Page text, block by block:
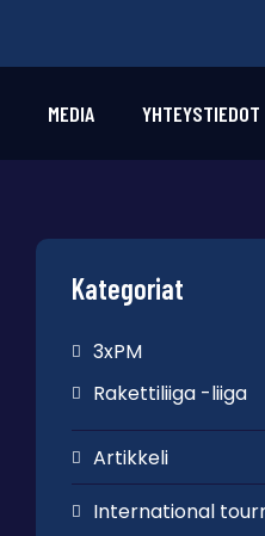
MEDIA YHTEYSTIEDOT
Kategoriat
3xPM
Rakettiliiga -liiga
Artikkeli
International